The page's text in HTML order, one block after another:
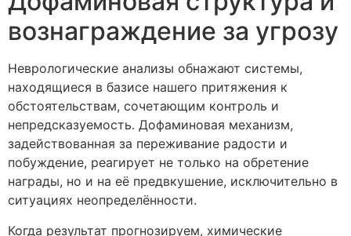
вознаграждение за угрозу
Неврологические анализы обнажают системы,
находящиеся в базисе нашего притяжения к
обстоятельствам, сочетающим контроль и
непредсказуемость. Дофаминовая механизм,
задействованная за переживание радости и
побуждение, реагирует не только на обретение
награды, но и на её предвкушение, исключительно в
ситуациях неопределённости.
Когда результат прогнозируем, химические